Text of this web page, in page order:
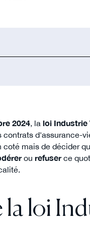
2024, la loi Industrie
contrats d'assurance-
coté mais de décider
ourefuserce
la loi